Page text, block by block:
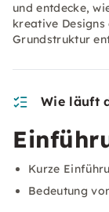
und entdecke,
kreative
Grundstruktur
Wie läuft
Kurze
Bedeutung